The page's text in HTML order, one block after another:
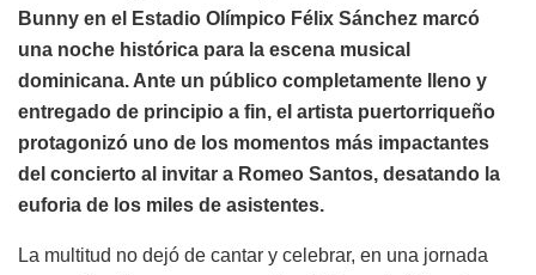
Bunny en el Estadio Olímpico Félix Sánchez marcó
una noche histórica para la escena musical
dominicana. Ante un público completamente lleno y
entregado de principio a fin, el artista puertorriqueño
protagonizó uno de los momentos más impactantes
del concierto al invitar a Romeo Santos, desatando la
euforia de los miles de asistentes.
La multitud no dejó de cantar y celebrar, en una jornada